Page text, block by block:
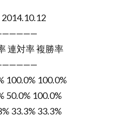
連対率 複勝率
100.0% 100.0%
50.0% 100.0%
33.3% 33.3%